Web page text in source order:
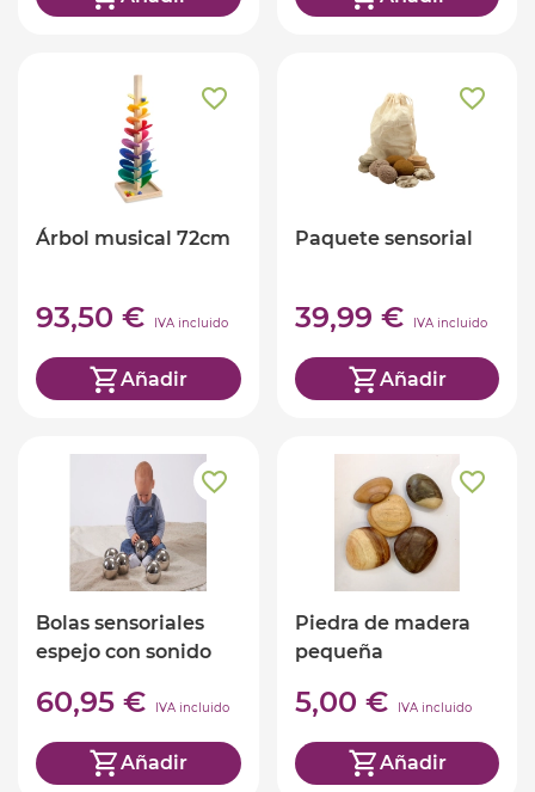
Árbol musical 72cm
93,50 € IVA incluido
Añadir
Paquete sensorial
39,99 € IVA incluido
Añadir
Bolas sensoriales
espejo con sonido
60,95 € IVA incluido
Añadir
Piedra de madera
pequeña
5,00 € IVA incluido
Añadir